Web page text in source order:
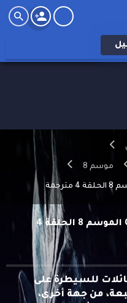
موسم 8
صراع العروش Game of Thrones الموسم 8 الحلقة 4
للسيطرة على
من جهة أخرى،